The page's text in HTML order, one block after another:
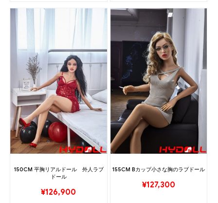
150CM 平胸リアルドール 外人ラブ
ドール
¥126,900
155CM Bカップ小さな胸のラブドール
¥127,300